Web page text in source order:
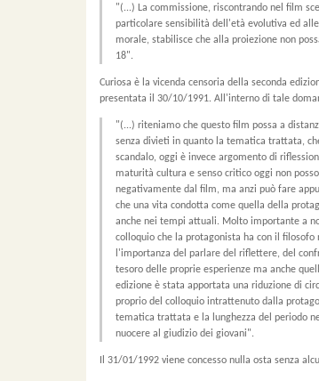
"(...) La commissione, riscontrando nel film
particolare sensibilità dell'età evolutiva ed
morale, stabilisce che alla proiezione non
18".
Curiosa è la vicenda censoria della seconda
presentata il 30/10/1991. All'interno di tale
"(...) riteniamo che questo film possa a
senza divieti in quanto la tematica trattata,
scandalo, oggi è invece argomento di
maturità cultura e senso critico oggi non
negativamente dal film, ma anzi può fare
che una vita condotta come quella della
anche nei tempi attuali. Molto importante a
colloquio che la protagonista ha con il filosofo
l'importanza del parlare del riflettere, del
tesoro delle proprie esperienze ma anche
edizione è stata apportata una riduzione di
proprio del colloquio intrattenuto dalla
tematica trattata e la lunghezza del periodo
nuocere al giudizio dei giovani".
Il 31/01/1992 viene concesso nulla osta senza